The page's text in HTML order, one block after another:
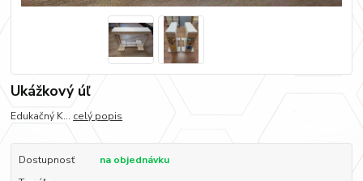
Ukážkový úľ
Edukačný K... celý popis
Dostupnosť
na objednávku